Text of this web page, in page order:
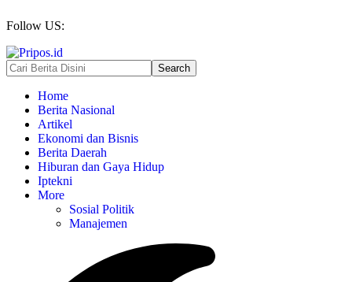
Follow US:
Home
Berita Nasional
Artikel
Ekonomi dan Bisnis
Berita Daerah
Hiburan dan Gaya Hidup
Iptekni
More
Sosial Politik
Manajemen